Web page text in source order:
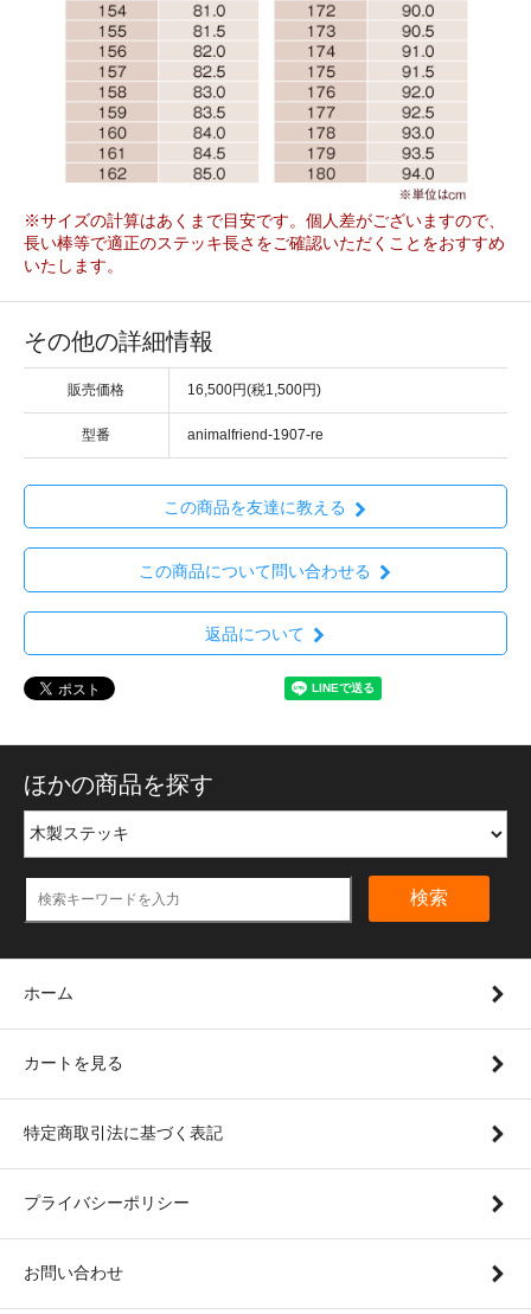
※サイズの計算はあくまで目安です。個人差がございますので、
長い棒等で適正のステッキ長さをご確認いただくことをおすすめ
いたします。
その他の詳細情報
販売価格 16,500円(税1,500円)
型番 animalfriend-1907-re
この商品を友達に教える
この商品について問い合わせる
返品について
ほかの商品を探す
検索
ホーム
カートを見る
特定商取引法に基づく表記
プライバシーポリシー
お問い合わせ